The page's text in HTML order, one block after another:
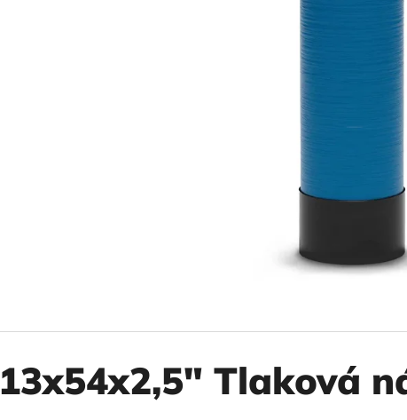
13x54x2,5" Tlaková
10" FILTER
€37,10